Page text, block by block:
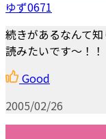
ゆず0671
続きがあるなんて
読みたいです～！！
Good
2005/02/26